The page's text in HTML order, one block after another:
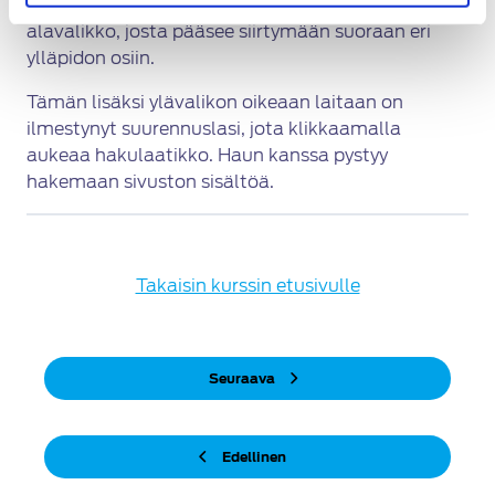
alavalikko, josta pääsee siirtymään suoraan eri
ylläpidon osiin.
Tämän lisäksi ylävalikon oikeaan laitaan on
ilmestynyt suurennuslasi, jota klikkaamalla
aukeaa hakulaatikko. Haun kanssa pystyy
hakemaan sivuston sisältöä.
Edellinen
Takaisin kurssin etusivulle
Seuraava